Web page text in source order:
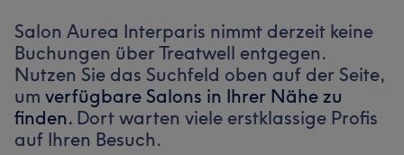
Salon Aurea Interparis nimmt derzeit keine
Buchungen über Treatwell entgegen.
Nutzen Sie das Suchfeld oben auf der Seite,
um verfügbare Salons in Ihrer Nähe zu
finden. Dort warten viele erstklassige Profis
auf Ihren Besuch.